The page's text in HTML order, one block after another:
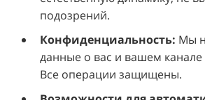
подозрений.
Конфиденциальность: Мы
данные о вас и вашем
Все операции защищены.